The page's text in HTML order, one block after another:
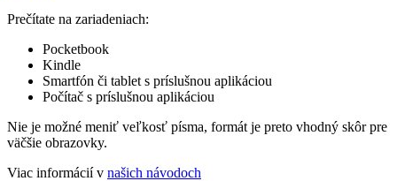
Prečítate na zariadeniach:
Pocketbook
Kindle
Smartfón či tablet s príslušnou aplikáciou
Počítač s príslušnou aplikáciou
Nie je možné meniť veľkosť písma, formát je preto vhodný skôr pre
väčšie obrazovky.
Viac informácií v našich návodoch